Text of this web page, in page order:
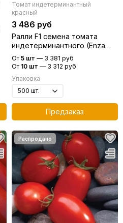
Томат индетерминантный
красный
3 486 руб
Ралли F1 семена томата
индетерминантного (Enza
Zaden / Энза Заден)
От 5 шт — 3 381 руб
От 10 шт — 3 312 руб
Упаковка
Предзаказ